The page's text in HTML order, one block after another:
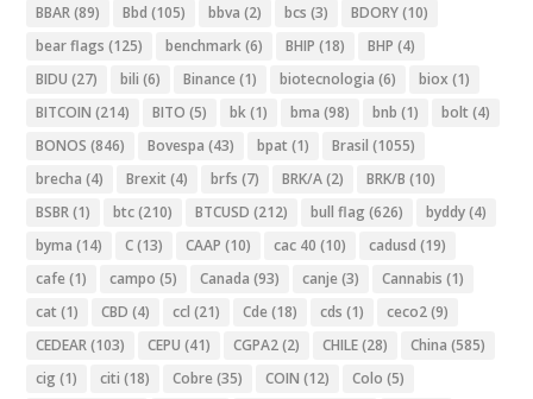
BBAR(89) Bbd (105) bbva (2) bcs (3) BDORY(10)
bear flags (125) benchmark(6) BHIP (18) BHP (4)
BIDU (27) bili (6) Binance (1) biotecnologia (6) biox (1)
BITCOIN (214) BITO (5) bk(1) bma (98) bnb (1) bolt (4)
BONOS (846) Bovespa (43) bpat (1) Brasil (1055)
brecha (4) Brexit (4) brfs (7) BRK/A(2) BRK/B (10)
BSBR(1) btc(210) BTCUSD (212) bull flag (626) byddy(4)
byma (14) C(13) CAAP (10) cac 40 (10) cadusd (19)
cafe (1) campo (5) Canada (93) canje (3) Cannabis (1)
cat (1) CBD (4) ccl (21) Cde (18) cds (1) ceco2(9)
CEDEAR(103) CEPU (41) CGPA2(2) CHILE(28) China (585)
cig (1) citi (18) Cobre (35) COIN (12) Colo (5)